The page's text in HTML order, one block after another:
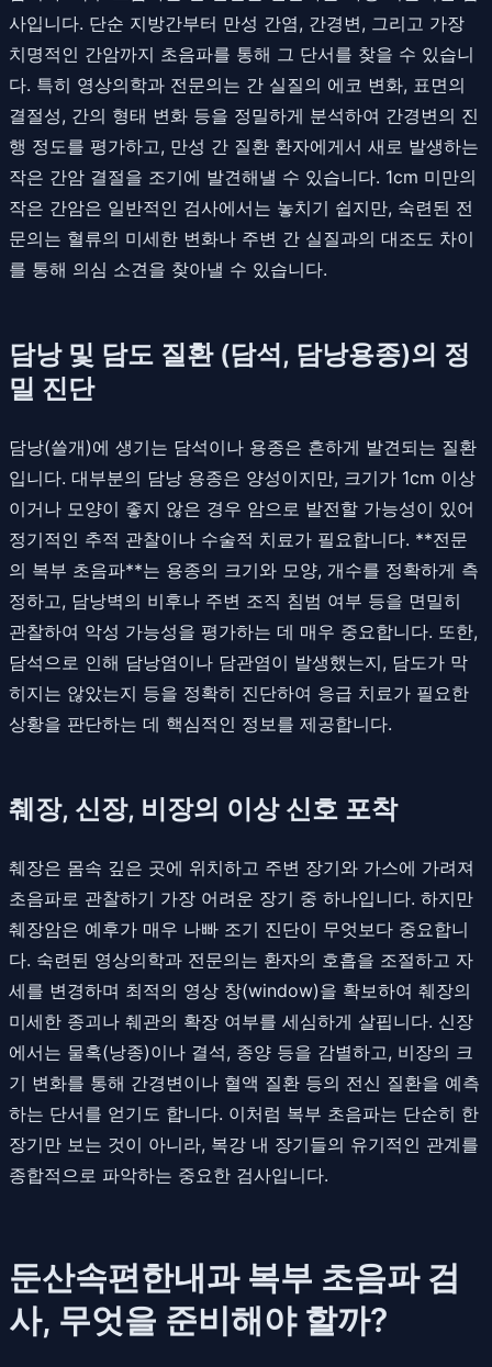
사입니다. 단순 지방간부터 만성 간염, 간경변, 그리고 가장
치명적인 간암까지 초음파를 통해 그 단서를 찾을 수 있습니
다. 특히 영상의학과 전문의는 간 실질의 에코 변화, 표면의
결절성, 간의 형태 변화 등을 정밀하게 분석하여 간경변의 진
행 정도를 평가하고, 만성 간 질환 환자에게서 새로 발생하는
작은 간암 결절을 조기에 발견해낼 수 있습니다. 1cm 미만의
작은 간암은 일반적인 검사에서는 놓치기 쉽지만, 숙련된 전
문의는 혈류의 미세한 변화나 주변 간 실질과의 대조도 차이
를 통해 의심 소견을 찾아낼 수 있습니다.
담낭 및 담도 질환 (담석, 담낭용종)의 정
밀 진단
담낭(쓸개)에 생기는 담석이나 용종은 흔하게 발견되는 질환
입니다. 대부분의 담낭 용종은 양성이지만, 크기가 1cm 이상
이거나 모양이 좋지 않은 경우 암으로 발전할 가능성이 있어
정기적인 추적 관찰이나 수술적 치료가 필요합니다. **전문
의 복부 초음파**는 용종의 크기와 모양, 개수를 정확하게 측
정하고, 담낭벽의 비후나 주변 조직 침범 여부 등을 면밀히
관찰하여 악성 가능성을 평가하는 데 매우 중요합니다. 또한,
담석으로 인해 담낭염이나 담관염이 발생했는지, 담도가 막
히지는 않았는지 등을 정확히 진단하여 응급 치료가 필요한
상황을 판단하는 데 핵심적인 정보를 제공합니다.
췌장, 신장, 비장의 이상 신호 포착
췌장은 몸속 깊은 곳에 위치하고 주변 장기와 가스에 가려져
초음파로 관찰하기 가장 어려운 장기 중 하나입니다. 하지만
췌장암은 예후가 매우 나빠 조기 진단이 무엇보다 중요합니
다. 숙련된 영상의학과 전문의는 환자의 호흡을 조절하고 자
세를 변경하며 최적의 영상 창(window)을 확보하여 췌장의
미세한 종괴나 췌관의 확장 여부를 세심하게 살핍니다. 신장
에서는 물혹(낭종)이나 결석, 종양 등을 감별하고, 비장의 크
기 변화를 통해 간경변이나 혈액 질환 등의 전신 질환을 예측
하는 단서를 얻기도 합니다. 이처럼 복부 초음파는 단순히 한
장기만 보는 것이 아니라, 복강 내 장기들의 유기적인 관계를
종합적으로 파악하는 중요한 검사입니다.
둔산속편한내과 복부 초음파 검
사, 무엇을 준비해야 할까?